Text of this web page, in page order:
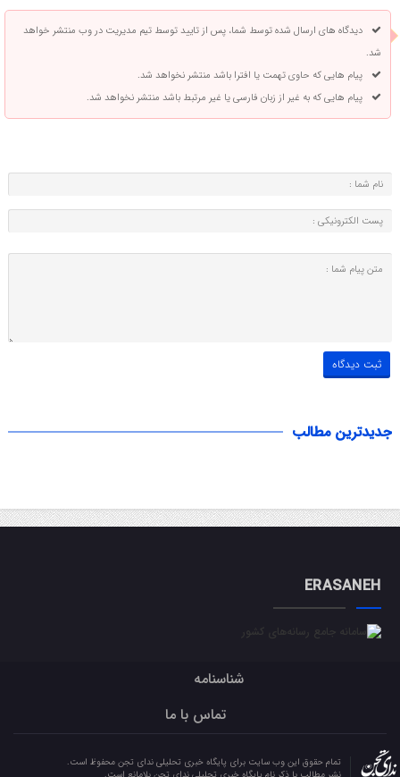
دیدگاه های ارسال شده توسط شما، پس از تایید توسط تیم مدیریت در وب منتشر خواهد
شد.
پیام هایی که حاوی تهمت یا افترا باشد منتشر نخواهد شد.
پیام هایی که به غیر از زبان فارسی یا غیر مرتبط باشد منتشر نخواهد شد.
جدیدترین مطالب
ERASANEH
شناسنامه
تماس با ما
تمام حقوق این وب سایت برای پایگاه خبری تحلیلی ندای تجن محفوظ است.